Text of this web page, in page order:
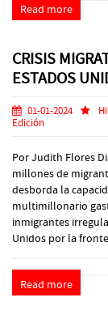
Read more
CRISIS
ESTADOS
01-01-2024
Edición
Por Judith Flores
millones de
desborda la
multimillonario
inmigrantes
Unidos por la
Read more